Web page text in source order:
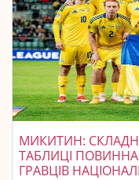
МИКИТИН:
ТАБЛИЦІ
ГРАВЦІВ